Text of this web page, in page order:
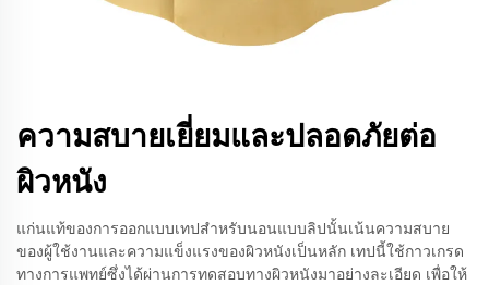
ความสบายเยี่ยมและปลอดภัยต่อ
ผิวหนัง
แก่นแท้ของการออกแบบเทปสำหรับนอนแบบลิปนั้นเน้นความสบาย
ของผู้ใช้งานและความแข็งแรงของผิวหนังเป็นหลัก เทปนี้ใช้กาวเกรด
ทางการแพทย์ซึ่งได้ผ่านการทดสอบทางผิวหนังมาอย่างละเอียด เพื่อให้